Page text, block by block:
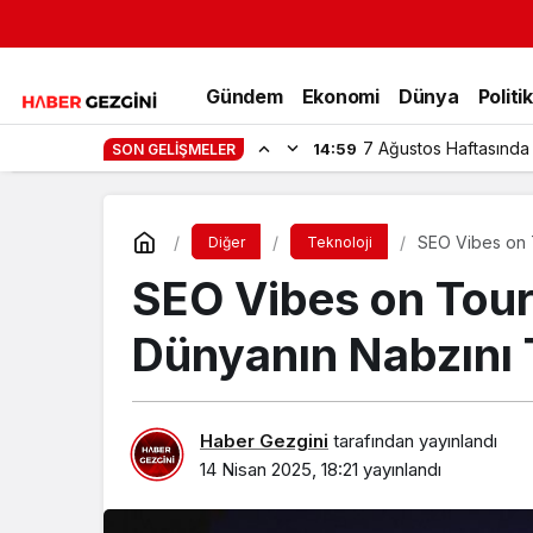
Gündem Ekonomi Dünya
SON GELIŞMELER 14:59 7 Ağustos
Diğer Teknoloji SEO Vibes on
SEO Vibes on
Dünyanın
Haber Gezgini tarafından yayınlandı
14 Nisan 2025, 18:21 yayınlandı